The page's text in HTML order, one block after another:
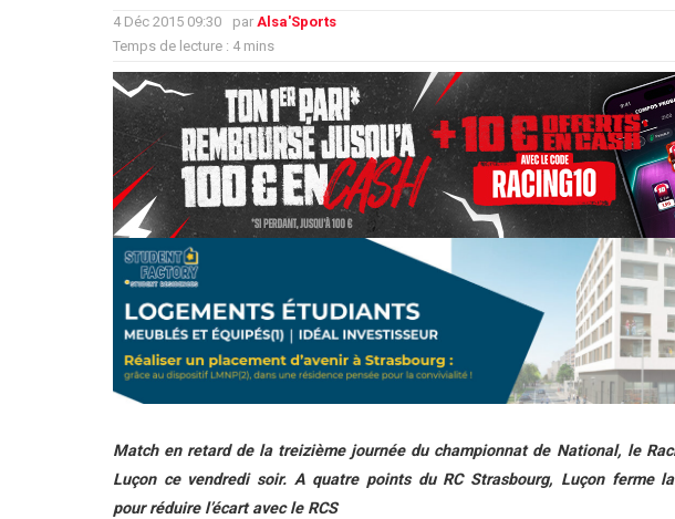
4 Déc 2015 09:30 par Alsa'Sports
Temps de lecture : 4 mins
Match en retard de la treizième journée du championnat de National, le
Luçon ce vendredi soir. A quatre points du RC Strasbourg, Luçon ferme
pour réduire l’écart avec le RCS